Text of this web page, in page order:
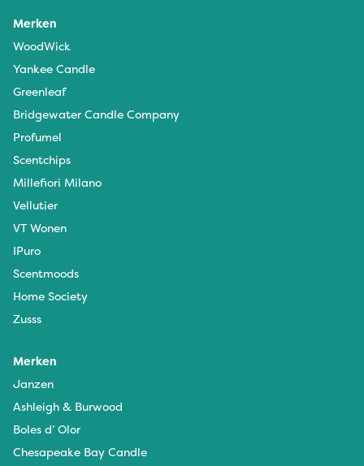
Merken
WoodWick
Yankee Candle
Greenleaf
Bridgewater Candle Company
Profumel
Scentchips
Millefiori Milano
Vellutier
VT Wonen
IPuro
Scentmoods
Home Society
Zusss
Merken
Janzen
Ashleigh & Burwood
Boles d’ Olor
Chesapeake Bay Candle